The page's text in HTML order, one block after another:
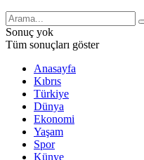
Sonuç yok
Tüm sonuçları göster
Anasayfa
Kıbrıs
Türkiye
Dünya
Ekonomi
Yaşam
Spor
Künye